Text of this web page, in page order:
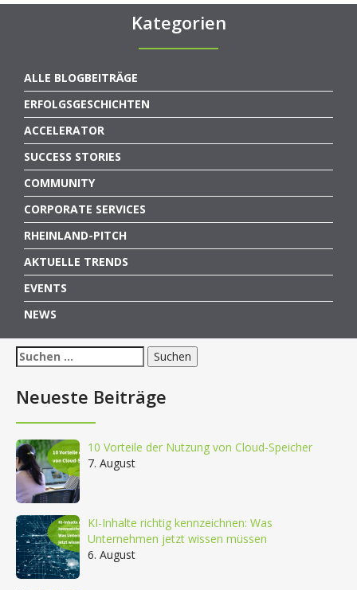
Kategorien
ALLE BLOGBEITRÄGE
ERFOLGSGESCHICHTEN
ACCELERATOR
SUCCESS STORIES
COMMUNITY
CORPORATE SERVICES
RHEINLAND-PITCH
AKTUELLE TRENDS
EVENTS
NEWS
Suchen
nach:
Neueste Beiträge
10 Vorteile der Nutzung von Cloud-Speicher
7. August
KI-Inhalte richtig kennzeichnen: Was
Unternehmen jetzt wissen müssen
6. August